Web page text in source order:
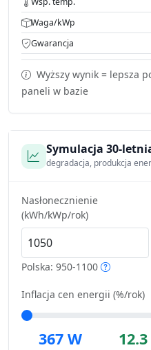
Waga/kWp
Gwarancja
Wyższy wynik = lepsza
paneli w bazie
Symulacja 30-
degradacja, produkcja
Nasłonecznienie
(kWh/kWp/rok)
Polska: 950-1100
Inflacja cen energii (%/rok)
367 W